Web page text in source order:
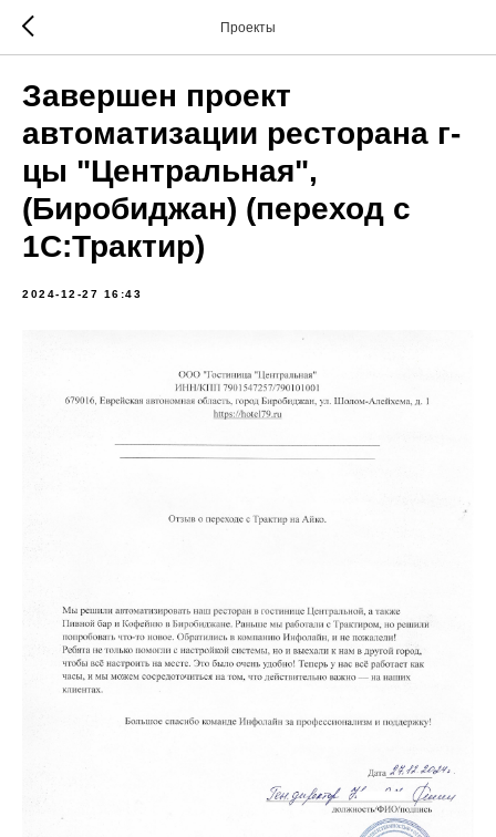
Проекты
Завершен проект
автоматизации ресторана г-
цы "Центральная",
(Биробиджан) (переход с
1С:Трактир)
2024-12-27 16:43